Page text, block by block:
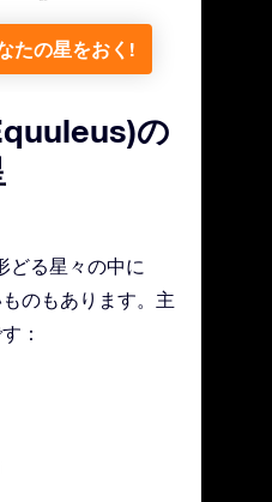
たの星をおく!
の
どる星々の中に
のもあります。主
：